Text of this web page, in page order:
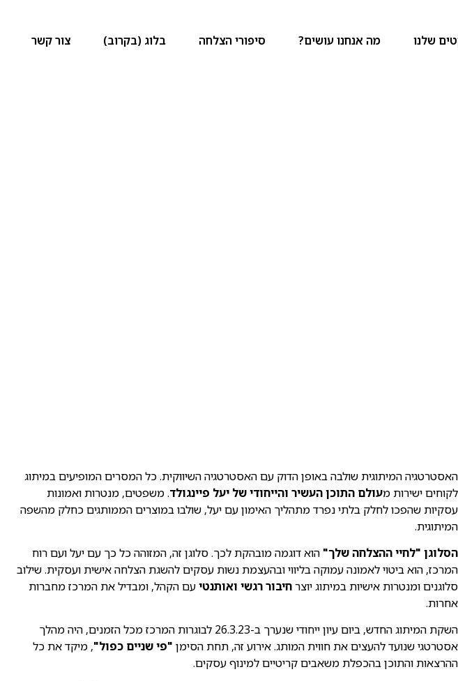
שלנו מה אנחנו עושים? סיפורי הצלחה בלוג (בקרוב) צור קשר
האסטרטגיה המיתוגית שולבה באופן הדוק עם האסטרטגיה השיווקית. כל המסרים המופיעים במיתוג
לקוחים ישירות מעולם התוכן העשיר והייחודי של יעל פיינגולד. משפטים, מנטרות ואמונות
עסקיות שהפכו לחלק בלתי נפרד מתהליך האימון עם יעל, שולבו במוצרים הממותגים כחלק מהשפה
המיתוגית.
הסלוגן "לחיי ההצלחה שלך" הוא דוגמה מובהקת לכך. סלוגן זה, המזוהה כל כך עם יעל ועם רוח
המרכז, הוא ביטוי לאמונה עמוקה בליווי ובהעצמת נשות עסקים להשגת הצלחה אישית ועסקית. שילוב
סלוגנים ומנטרות אישיות במיתוג יוצרחיבור רגשי ואותנטיעם הקהל, ומבדיל את המרכז מחברות
אחרות.
השקת המיתוג החדש, ביום עיון ייחודי שנערך ב-26.3.23 לבוגרות המרכז מכל הזמנים, היה מהלך
אסטרטגי שנועד להעצים את חווית המותג. אירוע זה, תחת הסימן "פי שניים כפול", מיקד את כל
ההרצאות והתוכן בהכפלת משאבים קריטיים למינוף עסקים.